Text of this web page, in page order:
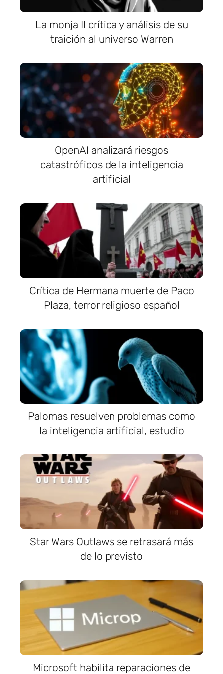
La monja II crítica y análisis de su
traición al universo Warren
OpenAI analizará riesgos
catastróficos de la inteligencia
artificial
Crítica de Hermana muerte de Paco
Plaza, terror religioso español
Palomas resuelven problemas como
la inteligencia artificial, estudio
Star Wars Outlaws se retrasará más
de lo previsto
Microsoft habilita reparaciones de